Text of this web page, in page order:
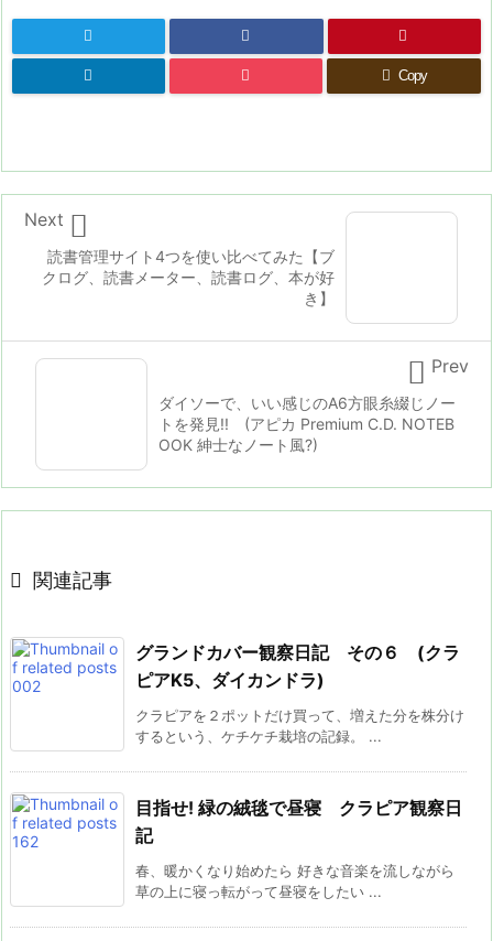
Copy
読書管理サイト4つを使い比べてみた【ブ
クログ、読書メーター、読書ログ、本が好
き】

Next
ダイソーで、いい感じのA6方眼糸綴じノー
トを発見!! (アピカ Premium C.D. NOTEB
OOK 紳士なノート風?)
 Prev
 関連記事
グランドカバー観察日記 その６ (クラ
ピアK5、ダイカンドラ)
クラピアを２ポットだけ買って、増えた分を株分け
するという、ケチケチ栽培の記録。 ...
目指せ! 緑の絨毯で昼寝 クラピア観察日
記
春、暖かくなり始めたら 好きな音楽を流しながら
草の上に寝っ転がって昼寝をしたい ...